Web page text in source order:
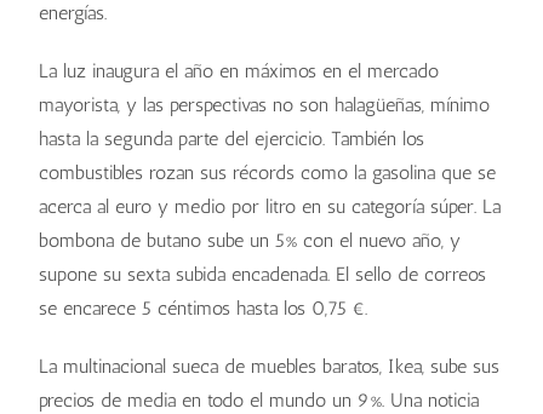
energías.
La luz inaugura el año en máximos en el mercado
mayorista, y las perspectivas no son halagüeñas, mínimo
hasta la segunda parte del ejercicio. También los
combustibles rozan sus récords como la gasolina que se
acerca al euro y medio por litro en su categoría súper. La
bombona de butano sube un 5% con el nuevo año, y
supone su sexta subida encadenada. El sello de correos
se encarece 5 céntimos hasta los 0,75 €.
La multinacional sueca de muebles baratos, Ikea, sube sus
precios de media en todo el mundo un 9%. Una noticia